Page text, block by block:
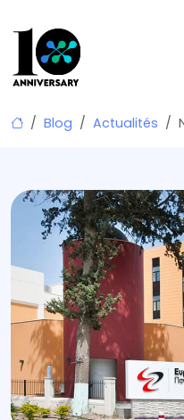
Skip
Blog Actualités